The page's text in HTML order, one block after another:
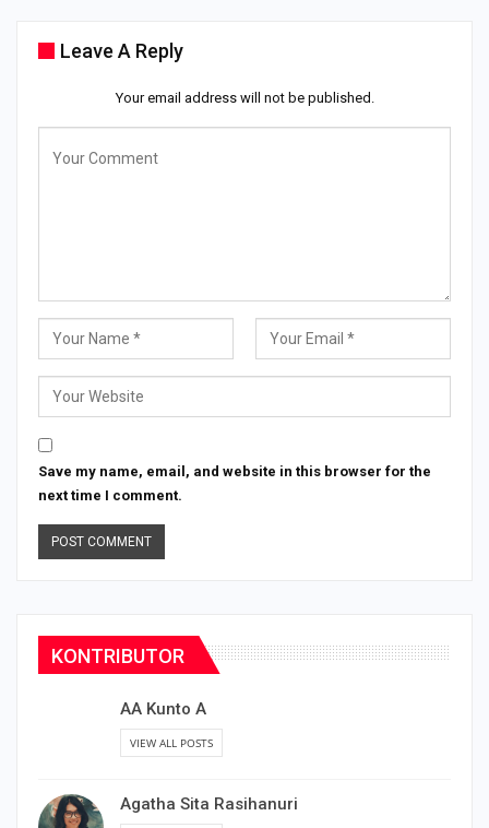
Leave A Reply
Your email address will not be published.
Save my name, email, and website in this browser for the
next time I comment.
KONTRIBUTOR
AA Kunto A
VIEW ALL POSTS
Agatha Sita Rasihanuri